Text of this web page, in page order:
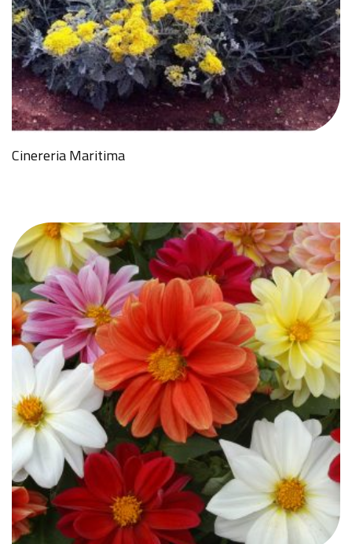
Cinereria Maritima